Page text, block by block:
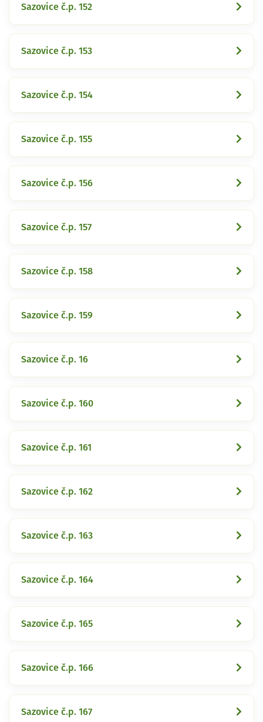
Sazovice č.p. 152
Sazovice č.p. 153
Sazovice č.p. 154
Sazovice č.p. 155
Sazovice č.p. 156
Sazovice č.p. 157
Sazovice č.p. 158
Sazovice č.p. 159
Sazovice č.p. 16
Sazovice č.p. 160
Sazovice č.p. 161
Sazovice č.p. 162
Sazovice č.p. 163
Sazovice č.p. 164
Sazovice č.p. 165
Sazovice č.p. 166
Sazovice č.p. 167